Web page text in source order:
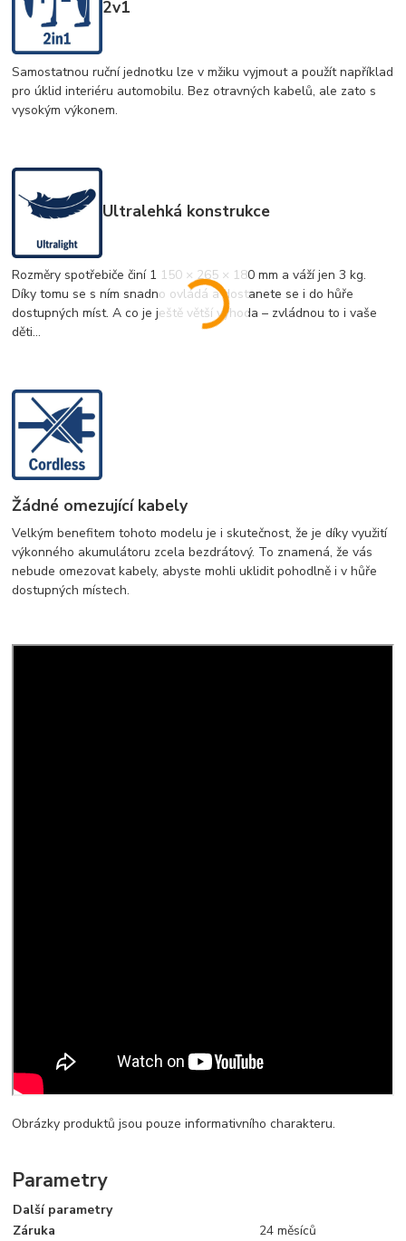
2v1
Samostatnou ruční jednotku lze v mžiku vyjmout a použít například
pro úklid interiéru automobilu. Bez otravných kabelů, ale zato s
vysokým výkonem.
Ultralehká konstrukce
Rozměry spotřebiče činí 1 150 × 265 × 180 mm a váží jen 3 kg.
Díky tomu se s ním snadno ovládá a dostanete se i do hůře
dostupných míst. A co je ještě větší výhoda – zvládnou to i vaše
děti…
Žádné omezující kabely
Velkým benefitem tohoto modelu je i skutečnost, že je díky využití
výkonného akumulátoru zcela bezdrátový. To znamená, že vás
nebude omezovat kabely, abyste mohli uklidit pohodlně i v hůře
dostupných místech.
Obrázky produktů jsou pouze informativního charakteru.
Parametry
Další parametry
Záruka
24 měsíců